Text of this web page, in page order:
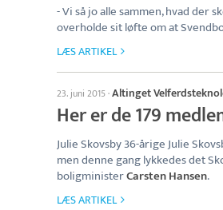
- Vi så jo alle sammen, hvad der
overholde sit løfte om at
LÆS ARTIKEL
23. juni 2015·Altinget
Her er de 179
Julie Skovsby 36-årige Julie
men denne gang lykkedes det
boligministerCarsten Hansen.
LÆS ARTIKEL